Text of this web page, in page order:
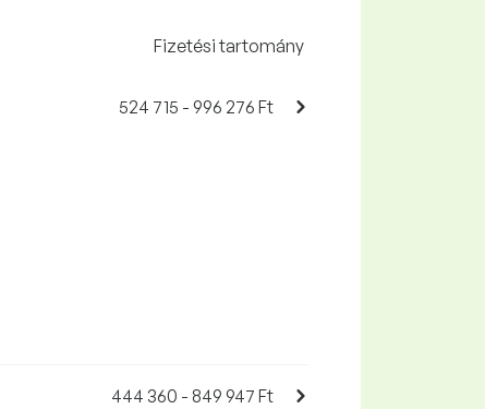
Fizetési tartomány
524 715 - 996 276 Ft
444 360 - 849 947 Ft